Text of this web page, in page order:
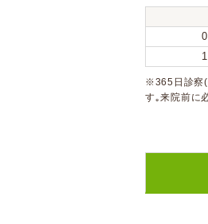
※365日診察(
す｡来院前に